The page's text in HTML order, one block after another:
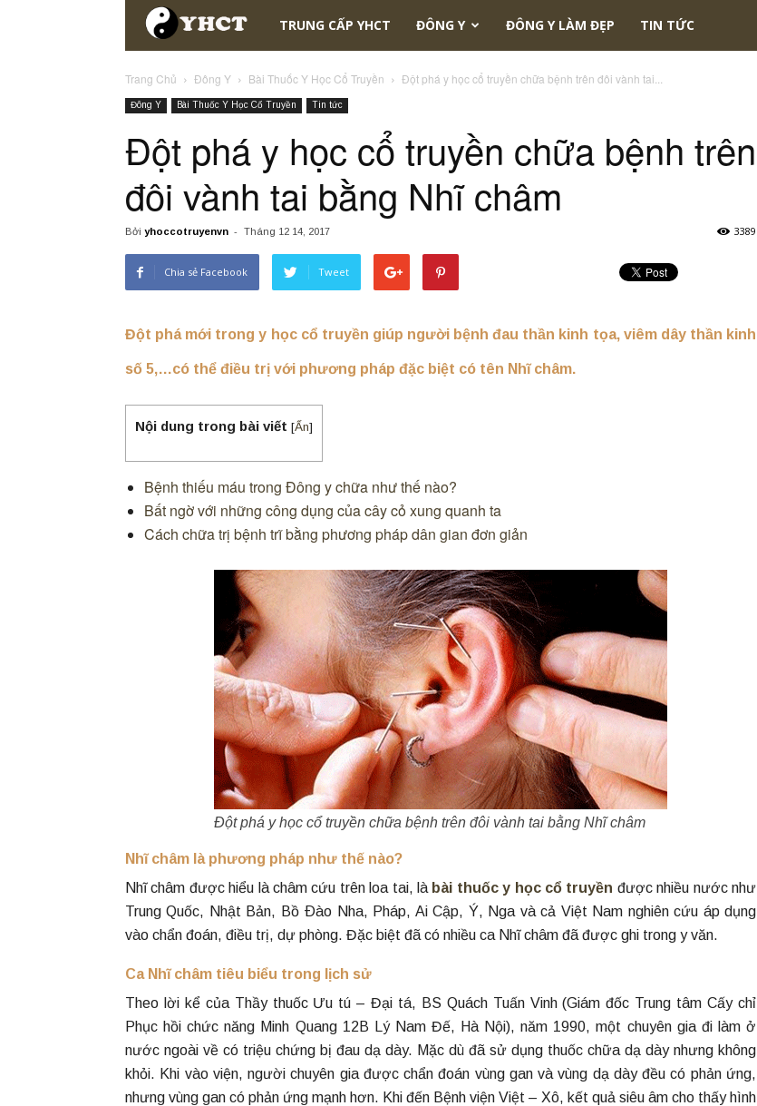
TRUNG CẤP YHCT ĐÔNG Y ĐÔNG Y LÀM ĐẸP TIN TỨC
Trang Chủ Đông Y Bài Thuốc Y Học Cổ Truyền Đột phá y học cổ truyền chữa bệnh trên đôi vành tai...
Đông Y Bài Thuốc Y Học Cổ Truyền Tin tức
Đột phá y học cổ truyền chữa bệnh trên
đôi vành tai bằng Nhĩ châm
Bởi yhoccotruyenvn - Tháng 12 14, 2017 3389
Chia sẻ Facebook Tweet
Đột phá mới trong y học cổ truyền giúp người bệnh đau thần kinh tọa, viêm dây thần kinh
số 5,…có thể điều trị với phương pháp đặc biệt có tên Nhĩ châm.
Nội dung trong bài viết [Ẩn]
Bệnh thiếu máu trong Đông y chữa như thế nào?
Bất ngờ với những công dụng của cây cỏ xung quanh ta
Cách chữa trị bệnh trĩ bằng phương pháp dân gian đơn giản
Đột phá y học cổ truyền chữa bệnh trên đôi vành tai bằng Nhĩ châm
Nhĩ châm là phương pháp như thế nào?
Nhĩ châm được hiểu là châm cứu trên loa tai, là bài thuốc y học cổ truyền được nhiều nước như
Trung Quốc, Nhật Bản, Bồ Ðào Nha, Pháp, Ai Cập, Ý, Nga và cả Việt Nam nghiên cứu áp dụng
vào chẩn đoán, điều trị, dự phòng. Đặc biệt đã có nhiều ca Nhĩ châm đã được ghi trong y văn.
Ca Nhĩ châm tiêu biểu trong lịch sử
Theo lời kể của Thầy thuốc Ưu tú – Đại tá, BS Quách Tuấn Vinh (Giám đốc Trung tâm Cấy chỉ
Phục hồi chức năng Minh Quang 12B Lý Nam Đế, Hà Nội), năm 1990, một chuyên gia đi làm ở
nước ngoài về có triệu chứng bị đau dạ dày. Mặc dù đã sử dụng thuốc chữa dạ dày nhưng không
khỏi. Khi vào viện, người chuyên gia được chẩn đoán vùng gan và vùng dạ dày đều có phản ứng,
nhưng vùng gan có phản ứng mạnh hơn. Khi đến Bệnh viện Việt – Xô, kết quả siêu âm cho thấy hình